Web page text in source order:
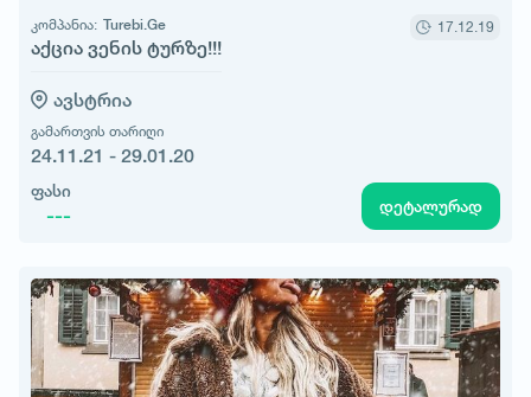
კომპანია: Turebi.Ge
აქცია ვენის ტურზე!!!
17.12.19
ავსტრია
გამართვის თარიღი
24.11.21 - 29.01.20
ფასი
--- დეტალურად